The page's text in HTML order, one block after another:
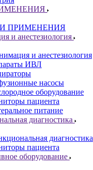
ПРИМЕНЕНИЯ
и анестезиология
и анестезиология
ИВЛ
насосы
оборудование
пациента
питание
диагностика
диагностика
пациента
оборудование